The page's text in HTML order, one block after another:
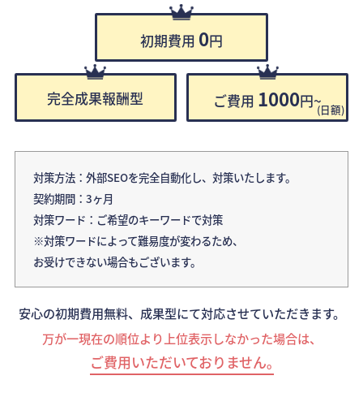
初期費用 0円
完全成果報酬型 ご費用 1000円~(日額)
対策方法：外部SEOを完全自動化し、対策いたします。
契約期間：3ヶ月
対策ワード：ご希望のキーワードで対策
※対策ワードによって難易度が変わるため、
お受けできない場合もございます。
安心の初期費用無料、成果型にて対応させていただきます。
万が一現在の順位より上位表示しなかった場合は、
ご費用いただいておりません｡